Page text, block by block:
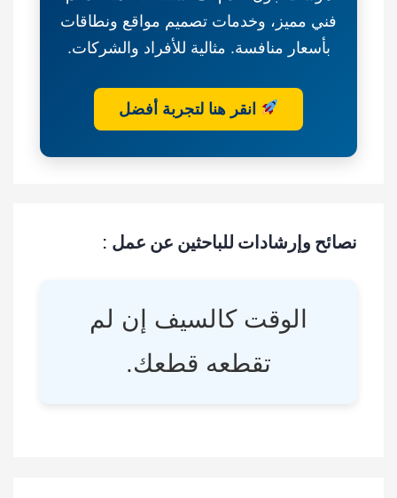
لتنمية
الغطاء
فني مميز، وخدمات تصميم مواقع ونطاقات
بأسعار منافسة. مثالية للأفراد والشركات.
انقر هنا لتجربة أفضل
نصائح وإرشادات للباحثين عن عمل :
الوقت كالسيف إن لم
تقطعه قطعك.